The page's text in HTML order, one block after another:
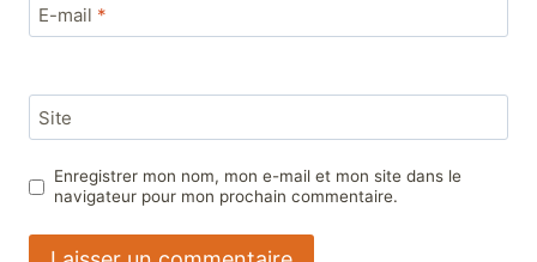
E-mail *
Site
Enregistrer mon nom, mon e-mail et mon site dans le
navigateur pour mon prochain commentaire.